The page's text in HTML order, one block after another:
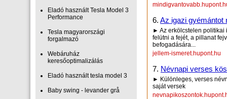
Eladó használt Tesla Model 3
Performance
Tesla magyarországi
forgalmazó
Webáruház
keresőoptimalizálás
Eladó használt tesla model 3
Baby swing - levander grå
6. Az igazi gyémántot
► Az erkölcstelen politikai
felütni a fejét, a pillanat
befogadására...
jellem-ismeret.hupont.hu
7. Névnapi verses
► Különleges, verses
saját versek